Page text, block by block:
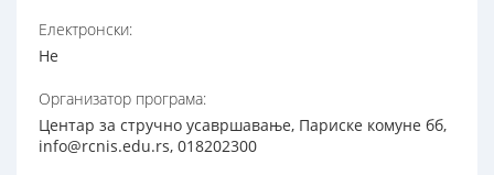
Електронски:
Не
Организатор програма:
Центар за стручно усавршавање, Париске комуне бб,
info@rcnis.edu.rs, 018202300